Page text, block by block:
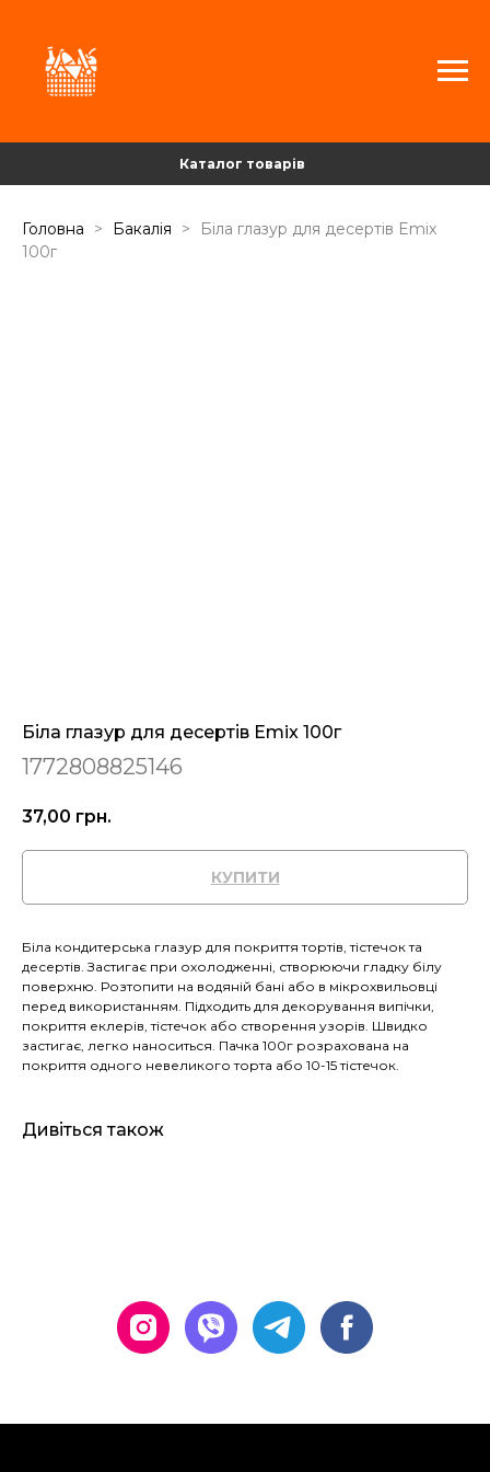
Каталог товарів
Головна Бакалія
Біла глазур для десертів Emix
100г
Біла глазур для десертів Emix 100г
1772808825146
37,00 грн.
КУПИТИ
Біла кондитерська глазур для покриття тортів, тістечок та
десертів. Застигає при охолодженні, створюючи гладку білу
поверхню. Розтопити на водяній бані або в мікрохвильовці
перед використанням. Підходить для декорування випічки,
покриття еклерів, тістечок або створення узорів. Швидко
застигає, легко наноситься. Пачка 100г розрахована на
покриття одного невеликого торта або 10-15 тістечок.
Дивіться також